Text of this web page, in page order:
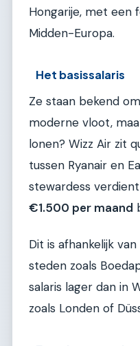
Hongarije, met een
Midden-Europa.
Het basissalaris
Ze staan bekend
moderne vloot,
lonen? Wizz Air zit
tussen Ryanair en
stewardess
€1.500 per maand
Dit is afhankelijk
steden zoals
salaris lager dan in
zoals Londen of